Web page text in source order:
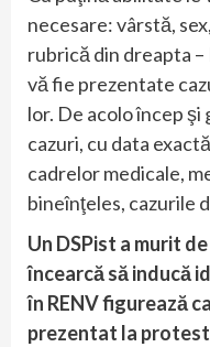
necesare: vârstă,
rubrică din dreapta –
vă fie prezentate
lor. De acolo încep
cazuri, cu data
cadrelor medicale,
bineînţeles, cazurile
Un DSPist a murit
încearcă să inducă
în RENV figurează
prezentat la